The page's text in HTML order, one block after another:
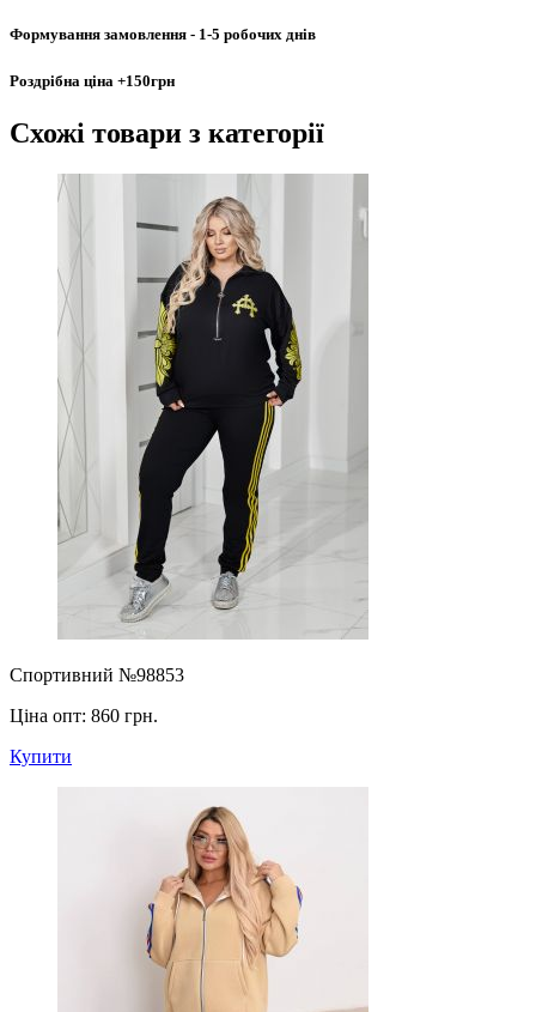
Формування замовлення - 1-5 робочих днів
Роздрібна ціна +150грн
Схожі товари з категорії
Спортивний №98853
Ціна опт: 860 грн.
Купити